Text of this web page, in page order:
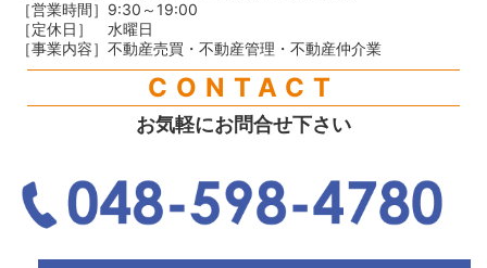
［営業時間］9:30～19:00
［定休日］ 水曜日
［事業内容］不動産売買・不動産管理・不動産仲介業
CONTACT
お気軽にお問合せ下さい